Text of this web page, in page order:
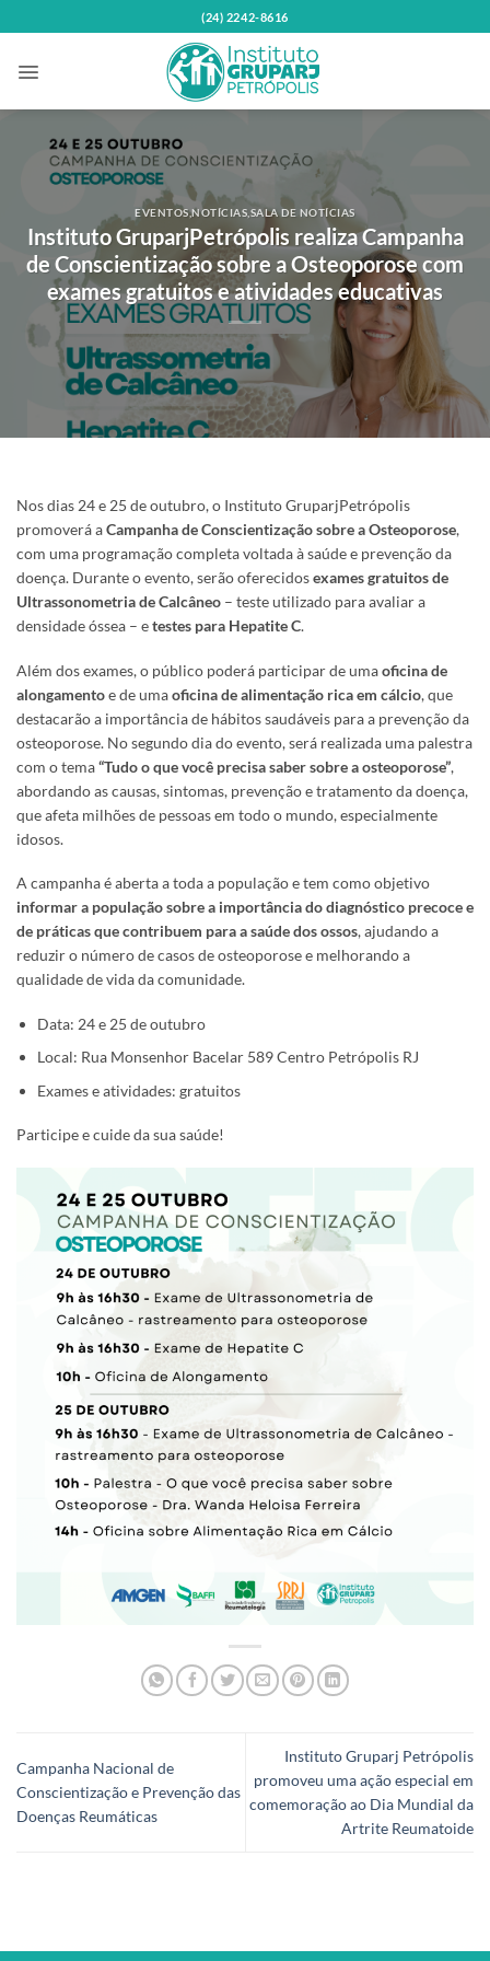
to
(24) 2242-8616
EVENTOS,NOTÍCIAS SALA DE NOTÍCIAS
Instituto GruparjPetrópolis realiza Campanha
de Conscientização sobre a Osteoporose com
exames gratuitos e atividades educativas
Nos dias 24 e 25 de outubro, o Instituto GruparjPetrópolis
promoverá aCampanha de Conscientização sobre a Osteoporose,
com uma programação completa voltada à saúde e prevenção da
doença. Durante o evento, serão oferecidosexames gratuitos de
Ultrassonometria de Calcâneo – teste utilizado para avaliar a
densidade óssea – etestes para Hepatite C.
Além dos exames, o público poderá participar de umaoficina de
alongamentoe de umaoficina de alimentação rica em cálcio, que
destacarão a importância de hábitos saudáveis para a prevenção da
osteoporose. No segundo dia do evento, será realizada uma palestra
com o tema“Tudo o que você precisa saber sobre a osteoporose”,
abordando as causas, sintomas, prevenção e tratamento da doença,
que afeta milhões de pessoas em todo o mundo, especialmente
idosos.
A campanha é aberta a toda a população e tem como objetivo
informar a população sobre a importância do diagnóstico precoce e
de práticas que contribuem para a saúde dos ossos, ajudando a
reduzir o número de casos de osteoporose e melhorando a
qualidade de vida da comunidade.
Data: 24 e 25 de outubro
Local: Rua Monsenhor Bacelar 589 Centro Petrópolis RJ
Exames e atividades: gratuitos
Participe e cuide da sua saúde!
Campanha Nacional de
Conscientização e Prevenção das
Doenças Reumáticas
Instituto Gruparj Petrópolis
promoveu uma ação especial em
comemoração ao Dia Mundial da
Artrite Reumatoide